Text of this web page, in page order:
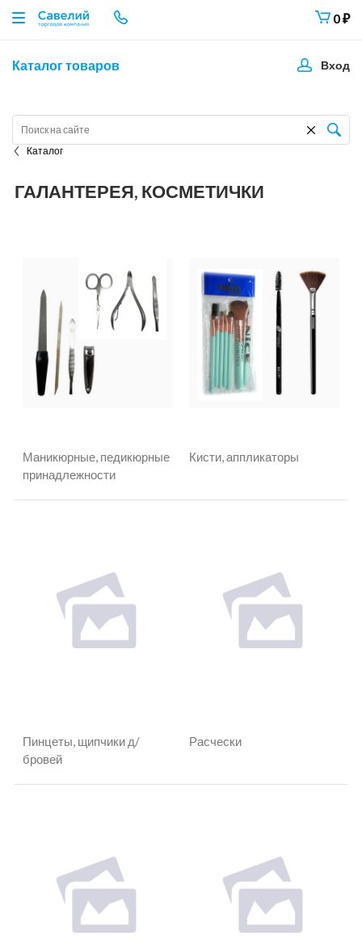
0₽
Каталог товаров Вход
Каталог
ГАЛАНТЕРЕЯ, КОСМЕТИЧКИ
Маникюрные, педикюрные
принадлежности
Кисти, аппликаторы
Пинцеты, щипчики д/
бровей
Расчески